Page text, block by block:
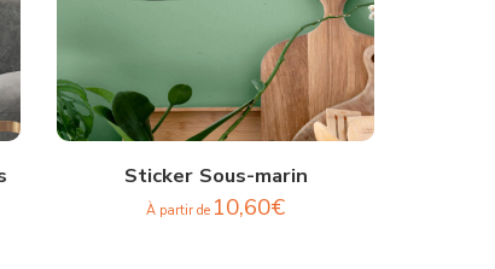
Sticker Sous-marin
À partir de 10,60€